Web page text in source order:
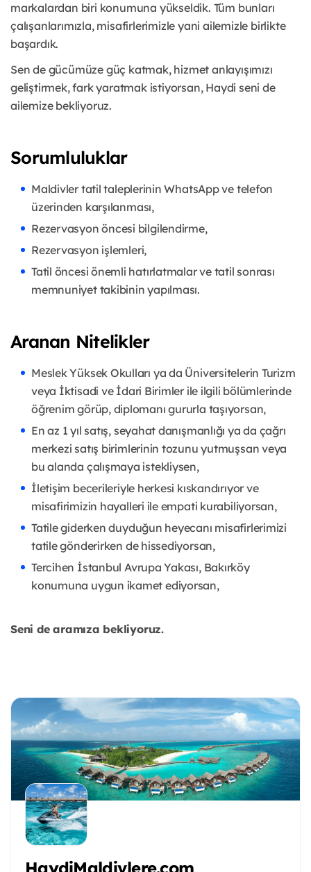
markalardan biri konumuna yükseldik. Tüm bunları
çalışanlarımızla, misafirlerimizle yani ailemizle birlikte
başardık.
Sen de gücümüze güç katmak, hizmet anlayışımızı
geliştirmek, fark yaratmak istiyorsan, Haydi seni de
ailemize bekliyoruz.
Sorumluluklar
Maldivler tatil taleplerinin WhatsApp ve telefon
üzerinden karşılanması,
Rezervasyon öncesi bilgilendirme,
Rezervasyon işlemleri,
Tatil öncesi önemli hatırlatmalar ve tatil sonrası
memnuniyet takibinin yapılması.
Aranan Nitelikler
Meslek Yüksek Okulları ya da Üniversitelerin Turizm
veya İktisadi ve İdari Birimler ile ilgili bölümlerinde
öğrenim görüp, diplomanı gururla taşıyorsan,
En az 1 yıl satış, seyahat danışmanlığı ya da çağrı
merkezi satış birimlerinin tozunu yutmuşsan veya
bu alanda çalışmaya istekliysen,
İletişim becerileriyle herkesi kıskandırıyor ve
misafirimizin hayalleri ile empati kurabiliyorsan,
Tatile giderken duyduğun heyecanı misafirlerimizi
tatile gönderirken de hissediyorsan,
Tercihen İstanbul Avrupa Yakası, Bakırköy
konumuna uygun ikamet ediyorsan,
Seni de aramıza bekliyoruz.
HaydiMaldivlere.com